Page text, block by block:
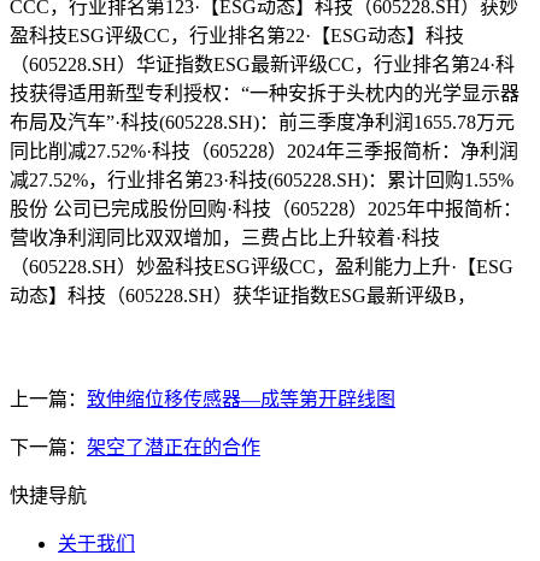
CCC，行业排名第123·【ESG动态】科技（605228.SH）获妙
盈科技ESG评级CC，行业排名第22·【ESG动态】科技
（605228.SH）华证指数ESG最新评级CC，行业排名第24·科
技获得适用新型专利授权：“一种安拆于头枕内的光学显示器
布局及汽车”·科技(605228.SH)：前三季度净利润1655.78万元
同比削减27.52%·科技（605228）2024年三季报简析：净利润
减27.52%，行业排名第23·科技(605228.SH)：累计回购1.55%
股份 公司已完成股份回购·科技（605228）2025年中报简析：
营收净利润同比双双增加，三费占比上升较着·科技
（605228.SH）妙盈科技ESG评级CC，盈利能力上升·【ESG
动态】科技（605228.SH）获华证指数ESG最新评级B，
上一篇： 致伸缩位移传感器—成等第开辟线图
下一篇： 架空了潜正在的合作
快捷导航
关于我们